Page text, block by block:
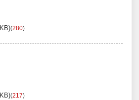
(280)
(217)